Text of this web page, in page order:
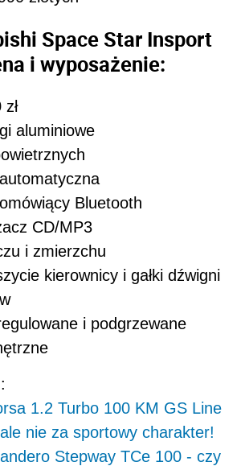
Space Star Insport
i wyposażenie:
aluminiowe
Bluetooth
CD/MP3
i zmierzchu
kierownicy i gałki dźwigni
i podgrzewane
1.2 Turbo 100 KM GS Line
nie za sportowy charakter!
Stepway TCe 100 - czy